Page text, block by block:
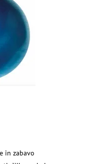
in zabavo